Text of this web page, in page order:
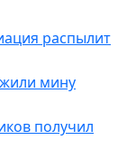
распылит
мину
получил